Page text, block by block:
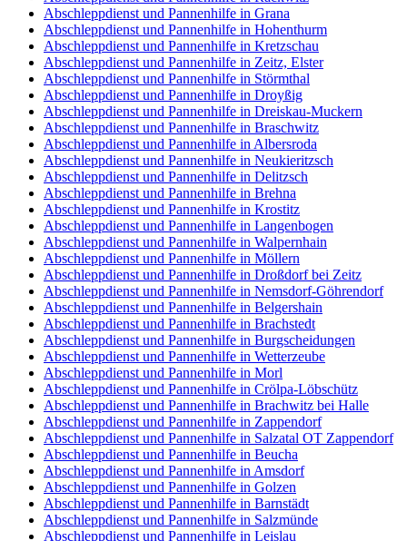
Abschleppdienst und Pannenhilfe in Grana
Abschleppdienst und Pannenhilfe in Hohenthurm
Abschleppdienst und Pannenhilfe in Kretzschau
Abschleppdienst und Pannenhilfe in Zeitz, Elster
Abschleppdienst und Pannenhilfe in Störmthal
Abschleppdienst und Pannenhilfe in Droyßig
Abschleppdienst und Pannenhilfe in Dreiskau-Muckern
Abschleppdienst und Pannenhilfe in Braschwitz
Abschleppdienst und Pannenhilfe in Albersroda
Abschleppdienst und Pannenhilfe in Neukieritzsch
Abschleppdienst und Pannenhilfe in Delitzsch
Abschleppdienst und Pannenhilfe in Brehna
Abschleppdienst und Pannenhilfe in Krostitz
Abschleppdienst und Pannenhilfe in Langenbogen
Abschleppdienst und Pannenhilfe in Walpernhain
Abschleppdienst und Pannenhilfe in Möllern
Abschleppdienst und Pannenhilfe in Droßdorf bei Zeitz
Abschleppdienst und Pannenhilfe in Nemsdorf-Göhrendorf
Abschleppdienst und Pannenhilfe in Belgershain
Abschleppdienst und Pannenhilfe in Brachstedt
Abschleppdienst und Pannenhilfe in Burgscheidungen
Abschleppdienst und Pannenhilfe in Wetterzeube
Abschleppdienst und Pannenhilfe in Morl
Abschleppdienst und Pannenhilfe in Crölpa-Löbschütz
Abschleppdienst und Pannenhilfe in Brachwitz bei Halle
Abschleppdienst und Pannenhilfe in Zappendorf
Abschleppdienst und Pannenhilfe in Salzatal OT Zappendorf
Abschleppdienst und Pannenhilfe in Beucha
Abschleppdienst und Pannenhilfe in Amsdorf
Abschleppdienst und Pannenhilfe in Golzen
Abschleppdienst und Pannenhilfe in Barnstädt
Abschleppdienst und Pannenhilfe in Salzmünde
Abschleppdienst und Pannenhilfe in Leislau